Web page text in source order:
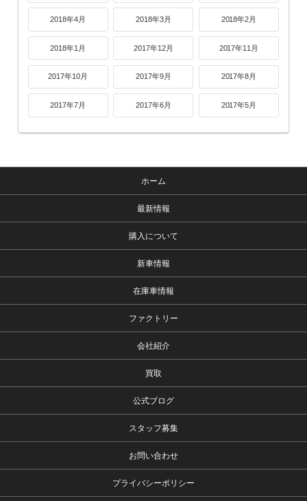
2018年4月 2018年3月 2018年2月
2018年1月 2017年12月 2017年11月
2017年10月 2017年9月 2017年8月
2017年7月 2017年6月 2017年5月
ホーム
最新情報
購入について
新車情報
在庫車情報
ファクトリー
会社紹介
買取
公式ブログ
スタッフ募集
お問い合わせ
プライバシーポリシー